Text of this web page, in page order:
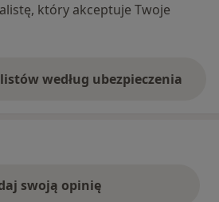
który akceptuje Twoje
według ubezpieczenia
swoją opinię